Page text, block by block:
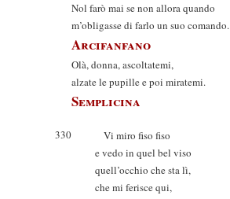
Nol farò mai se non allora quando
m’obligasse di farlo un suo comando.
Arcifanfano
Olà, donna, ascoltatemi,
alzate le pupille e poi miratemi.
Semplicina
330
Vi miro fiso fiso
e vedo in quel bel viso
quell’occhio che sta lì,
che mi ferisce qui,